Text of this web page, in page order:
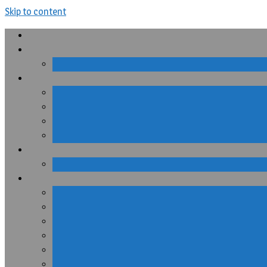
Skip to content